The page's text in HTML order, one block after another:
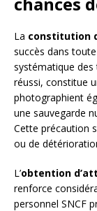
La constitution
succès dans
systématique
réussi, constitue
photographient
une sauvegarde
Cette précaution
ou de
L’obtention
renforce
personnel SNCF